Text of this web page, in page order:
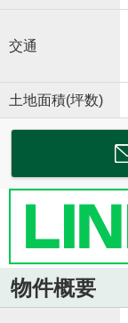
交通
土地面積(坪数)
物件概要